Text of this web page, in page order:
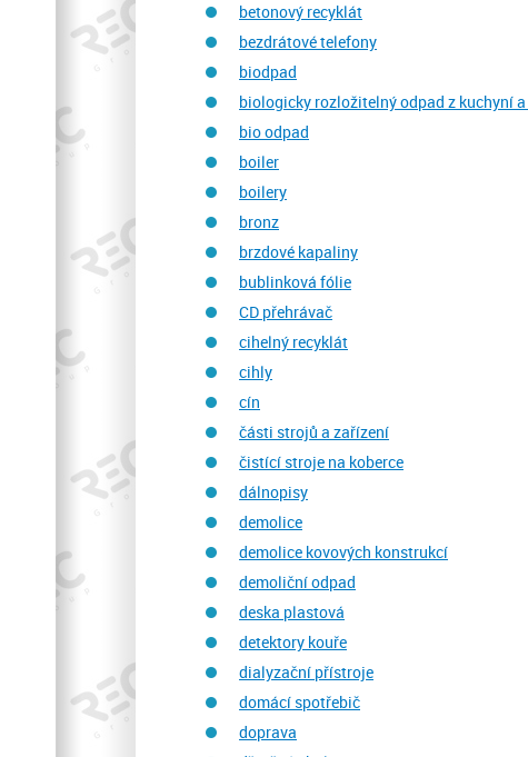
betonový recyklát
bezdrátové telefony
biodpad
biologicky rozložitelný odpad z kuchyní
bio odpad
boiler
boilery
bronz
brzdové kapaliny
bublinková fólie
CD přehrávač
cihelný recyklát
cihly
cín
části strojů a zařízení
čistící stroje na koberce
dálnopisy
demolice
demolice kovových konstrukcí
demoliční odpad
deska plastová
detektory kouře
dialyzační přístroje
domácí spotřebič
doprava